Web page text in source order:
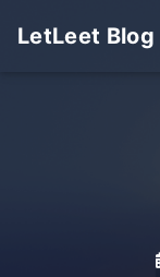
LetLeet Blog